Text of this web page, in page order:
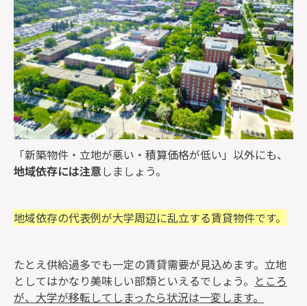
「新築物件・立地が悪い・積算価格が低い」以外にも、
地域依存には注意しましょう。
地域依存の代表例が大学周辺に乱立する賃貸物件です。
たとえ供給過多でも一定の賃貸需要が見込めます。立地
としてはかなり美味しい部類といえるでしょう。 ところ
が、大学が移転してしまったら状況は一変します。